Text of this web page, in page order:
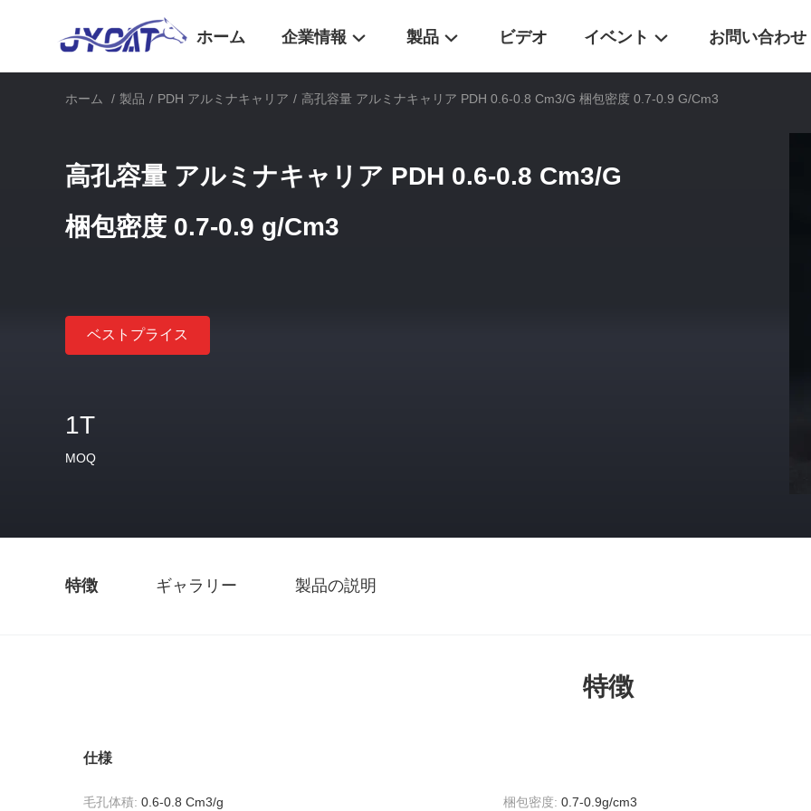
ホーム 企業情報 製品 ビデオ イベント お問い合わせ
ホーム / 製品 / PDH アルミナキャリア / 高孔容量 アルミナキャリア PDH 0.6-0.8 Cm3/G 梱包密度 0.7-0.9 G/Cm3
高孔容量 アルミナキャリア PDH 0.6-0.8 Cm3/G
梱包密度 0.7-0.9 g/Cm3
ベストプライス
1T
MOQ
特徴 ギャラリー 製品の説明
特徴
仕様
毛孔体積: 0.6-0.8 Cm3/g 梱包密度: 0.7-0.9g/cm3